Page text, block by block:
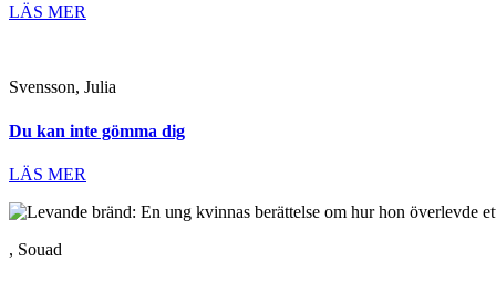
LÄS MER
Svensson, Julia
Du kan inte gömma dig
LÄS MER
, Souad